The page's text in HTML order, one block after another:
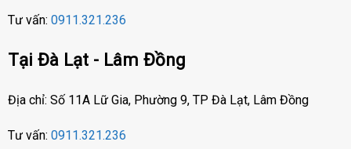
Tư vấn: 0911.321.236
Tại Đà Lạt - Lâm Đồng
Địa chỉ: Số 11A Lữ Gia, Phường 9, TP Đà Lạt, Lâm Đồng
Tư vấn: 0911.321.236